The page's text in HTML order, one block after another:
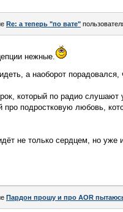
Re: а теперь "по вате"
нежные.
а наоборот
который по радио
про подростковую любовь,
не только сердцем, но уже
Пардон прошу и про AOR